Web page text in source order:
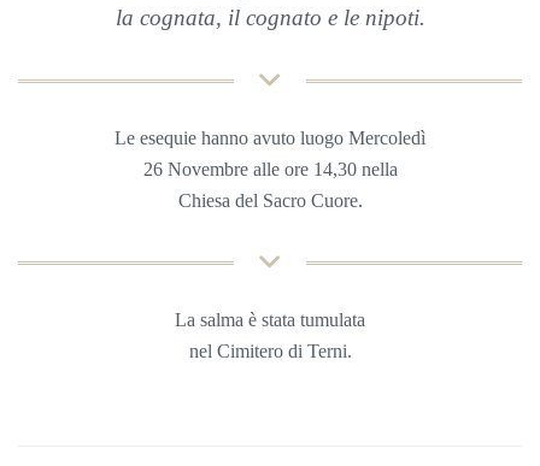
la cognata, il cognato e le nipoti.
Le esequie hanno avuto luogo Mercoledì
26 Novembre alle ore 14,30 nella
Chiesa del Sacro Cuore.
La salma è stata tumulata
nel Cimitero di Terni.